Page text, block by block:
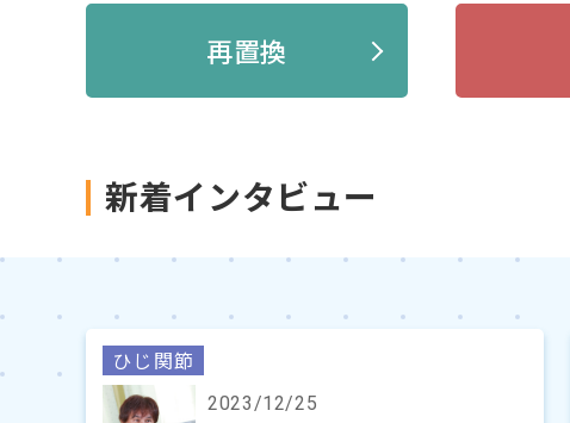
再置換
新着インタビュー
ひじ関節
2023/12/25